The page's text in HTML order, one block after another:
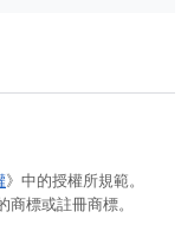
》中的授權所規範。
標或註冊商標。